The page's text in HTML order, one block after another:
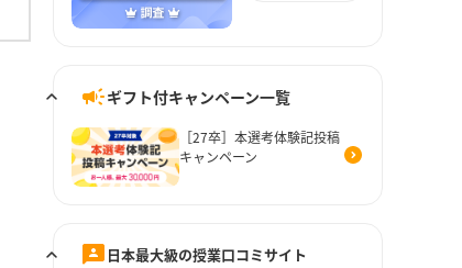
ギフト付キャンペーン一覧
［27卒］本選考体験記投稿
キャンペーン
日本最大級の授業口コミサイト